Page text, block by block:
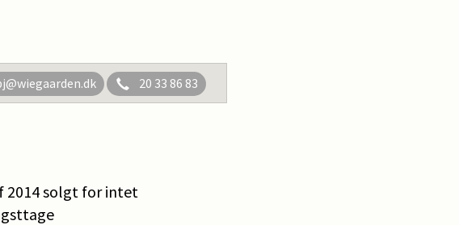
20 33 86 83
2014 solgt for intet